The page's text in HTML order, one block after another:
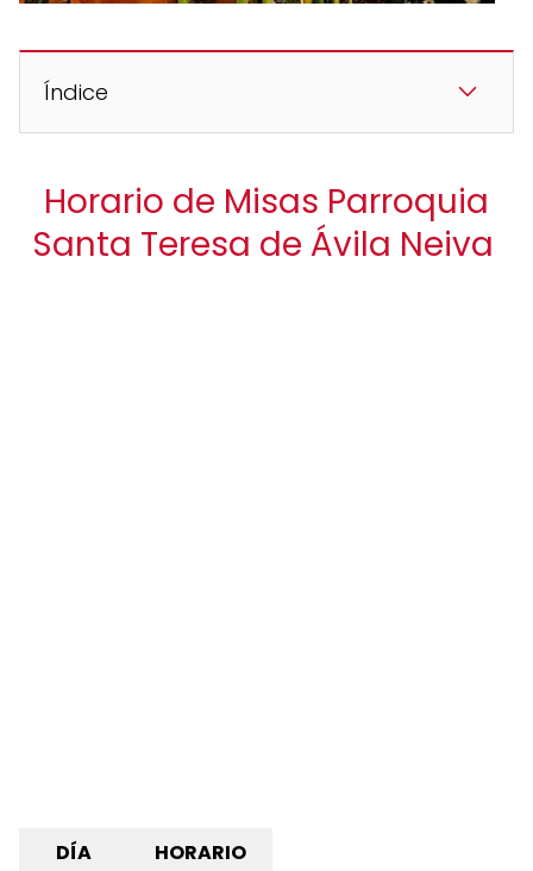
Índice
Horario de Misas Parroquia
Santa Teresa de Ávila Neiva
DÍA
HORARIO